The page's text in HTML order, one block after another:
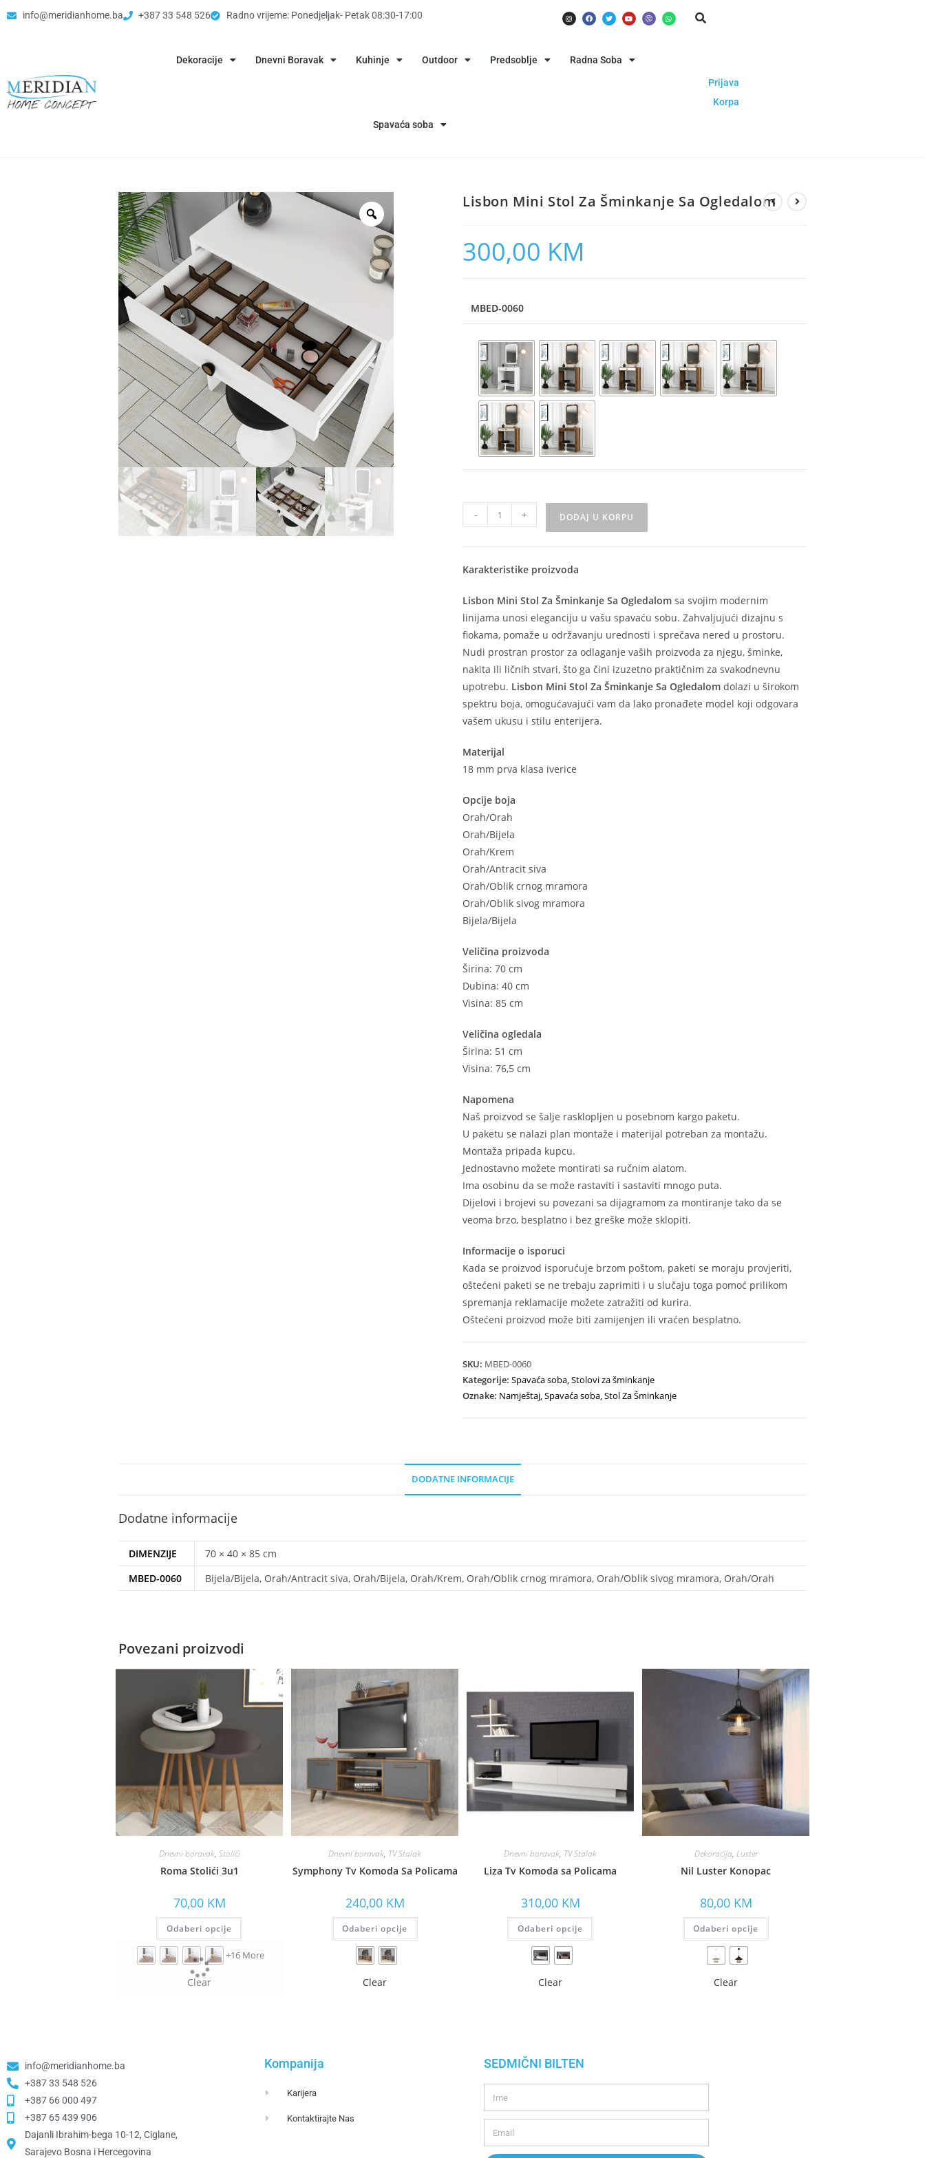
info@meridianhome.ba +387 33 548 526 Radno vrijeme: Ponedjeljak- Petak 08:30-17:00
Dekoracije Dnevni Boravak Kuhinje Outdoor Predsoblje Radna Soba
Spavaća soba
Prijava
Korpa
Lisbon Mini Stol Za Šminkanje Sa Ogledalom
300,00 KM
MBED-0060
- + DODAJ U KORPU
Karakteristike proizvoda
Lisbon Mini Stol Za Šminkanje Sa Ogledalom sa svojim modernim
linijama unosi eleganciju u vašu spavaću sobu. Zahvaljujući dizajnu s
fiokama, pomaže u održavanju urednosti i sprečava nered u prostoru.
Nudi prostran prostor za odlaganje vaših proizvoda za njegu, šminke,
nakita ili ličnih stvari, što ga čini izuzetno praktičnim za svakodnevnu
upotrebu. Lisbon Mini Stol Za Šminkanje Sa Ogledalom dolazi u širokom
spektru boja, omogućavajući vam da lako pronađete model koji odgovara
vašem ukusu i stilu enterijera.
Materijal
18 mm prva klasa iverice
Opcije boja
Orah/Orah
Orah/Bijela
Orah/Krem
Orah/Antracit siva
Orah/Oblik crnog mramora
Orah/Oblik sivog mramora
Bijela/Bijela
Veličina proizvoda
Širina: 70 cm
Dubina: 40 cm
Visina: 85 cm
Veličina ogledala
Širina: 51 cm
Visina: 76,5 cm
Napomena
Naš proizvod se šalje rasklopljen u posebnom kargo paketu.
U paketu se nalazi plan montaže i materijal potreban za montažu.
Montaža pripada kupcu.
Jednostavno možete montirati sa ručnim alatom.
Ima osobinu da se može rastaviti i sastaviti mnogo puta.
Dijelovi i brojevi su povezani sa dijagramom za montiranje tako da se
veoma brzo, besplatno i bez greške može sklopiti.
Informacije o isporuci
Kada se proizvod isporućuje brzom poštom, paketi se moraju provjeriti,
oštećeni paketi se ne trebaju zaprimiti i u slučaju toga pomoć prilikom
spremanja reklamacije možete zatražiti od kurira.
Oštećeni proizvod može biti zamijenjen ili vraćen besplatno.
SKU: MBED-0060
Kategorije: Spavaća soba,Stolovi za šminkanje
Oznake: Namještaj,Spavaća soba,Stol Za Šminkanje
DODATNE INFORMACIJE
Dodatne informacije
DIMENZIJE
70 × 40 × 85 cm
MBED-0060
Bijela/Bijela, Orah/Antracit siva, Orah/Bijela, Orah/Krem, Orah/Oblik crnog mramora, Orah/Oblik sivog mramora, Orah/Orah
Povezani proizvodi
Dnevni boravak, Stolići
Roma Stolići 3u1
70,00 KM
Odaberi opcije
+16 More
Clear
Dnevni boravak, TV Stalak
Symphony Tv Komoda Sa Policama
240,00 KM
Odaberi opcije
Clear
Dnevni boravak, TV Stalak
Liza Tv Komoda sa Policama
310,00 KM
Odaberi opcije
Clear
Dekoracija, Luster
Nil Luster Konopac
80,00 KM
Odaberi opcije
Clear
info@meridianhome.ba
+387 33 548 526
+387 66 000 497
+387 65 439 906
Dajanli Ibrahim-bega 10-12, Ciglane,
Sarajevo Bosna i Hercegovina​
Kompanija
Karijera
Kontaktirajte Nas
SEDMIČNI BILTEN